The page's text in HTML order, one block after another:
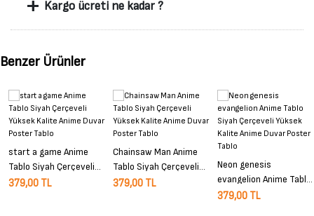
Kargo ücreti ne kadar ?
Benzer Ürünler
start a game Anime
Tablo Siyah Çerçeveli
Yüksek Kalite Anime
379,00 TL
Chainsaw Man Anime
Tablo Siyah Çerçeveli
Yüksek Kalite Anime
379,00 TL
Neon genesis
evangelion Anime Tablo
Siyah Çerçeveli Yüksek
379,00 TL